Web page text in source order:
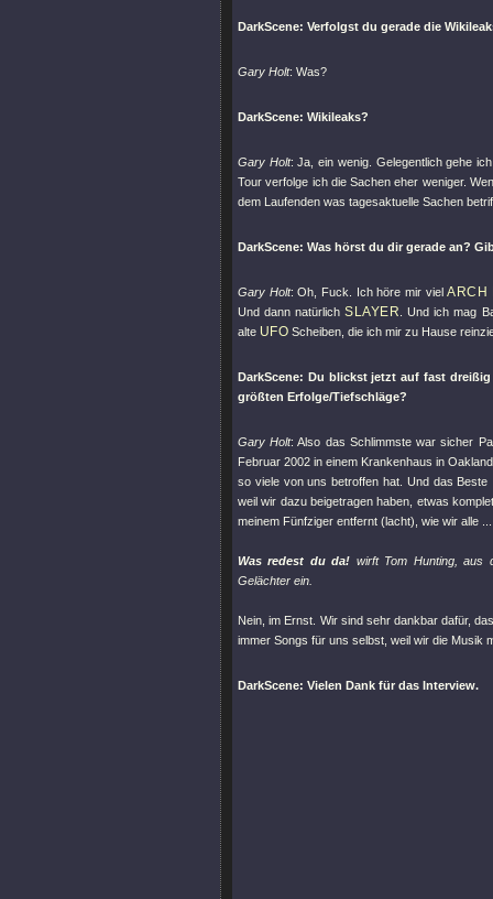
DarkScene: Verfolgst du gerade die
Gary Holt: Was?
DarkScene: Wikileaks?
Gary Holt: Ja, ein wenig. Gelegentlich gehe
Tour verfolge ich die Sachen eher weniger.
dem Laufenden was tagesaktuelle Sachen
DarkScene: Was hörst du dir gerade an?
Gary Holt: Oh, Fuck. Ich höre mir vielARCH
Und dann natürlichSLAYER
. Und ich mag
alte UFO Scheiben, die ich mir zu Hause
DarkScene: Du blickst jetzt auf fast
größten Erfolge/Tiefschläge?
Gary Holt: Also das Schlimmste war sicher
Februar 2002 in einem Krankenhaus in
so viele von uns betroffen hat. Und das
weil wir dazu beigetragen haben, etwas
meinem Fünfziger entfernt (lacht), wie wir alle
Was redest du da! wirft Tom Hunting, aus
Gelächter ein.
Nein, im Ernst. Wir sind sehr dankbar dafür,
immer Songs für uns selbst, weil wir die Musik
DarkScene: Vielen Dank für das Interview.